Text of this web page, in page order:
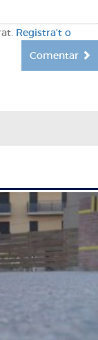
Registra't o
Comentar